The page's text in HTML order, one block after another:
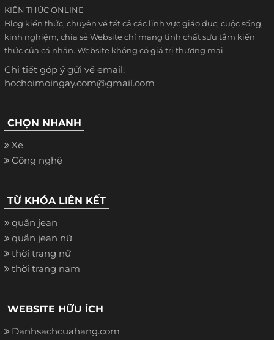
KIẾN THỨC ONLINE
Blog kiến thức, chuyên về tất cả các lĩnh vực giáo dục, cuộc sống,
kinh nghiệm, chia sẻ Website chỉ mang tính chất sưu tầm kiến
thức của cá nhân. Website không có giá trị thương mại.
Chi tiết góp ý gửi về email:
hochoimoingay.com@gmail.com
CHỌN NHANH
Xe
Công nghệ
TỪ KHÓA LIÊN KẾT
quần jean
quần jean nữ
thời trang nữ
thời trang nam
WEBSITE HỮU ÍCH
Danhsachcuahang.com